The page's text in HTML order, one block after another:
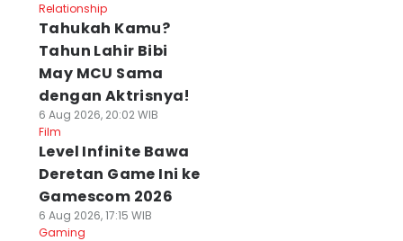
Relationship
Tahukah Kamu?
Tahun Lahir Bibi
May MCU Sama
dengan Aktrisnya!
6 Aug 2026, 20:02 WIB
Film
Level Infinite Bawa
Deretan Game Ini ke
Gamescom 2026
6 Aug 2026, 17:15 WIB
Gaming